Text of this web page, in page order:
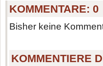
KOMMENTARE:0
Bisher keine
KOMMENTIERE